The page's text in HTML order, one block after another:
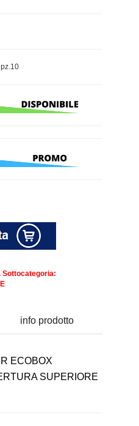
Sottocategoria:
info prodotto
ECOBOX
SUPERIORE